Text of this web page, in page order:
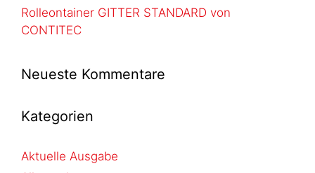
Rolleontainer GITTER STANDARD von
CONTITEC
Neueste Kommentare
Kategorien
Aktuelle Ausgabe